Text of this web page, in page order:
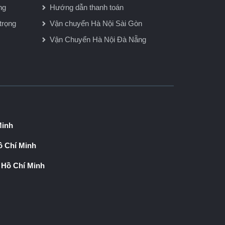
Hướng dẫn thanh toán
Vận chuyển Hà Nội Sài Gòn
Vận Chuyển Hà Nội Đà Nẵng
Chí Minh
Chí Minh